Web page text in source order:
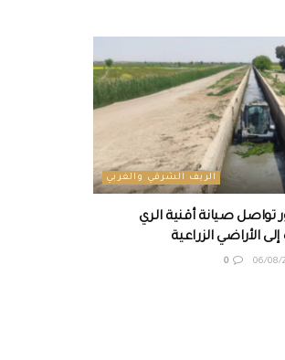
الريف الشرقي والغربي
تواصل صيانة أقنية الري
الأراضي الزراعية
0